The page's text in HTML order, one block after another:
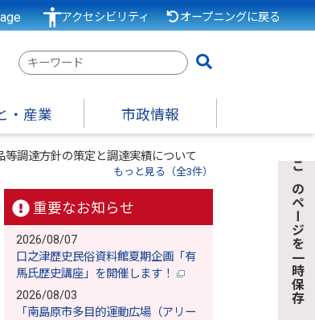
アクセシビリティ オープニングに戻る
検
ー
ワ
ー
・産業 市政情報
調達方針の策定と調達実績について
もっと見る（全3件）
重要なお知らせ
2026/08/07
口之津歴史民俗資料館夏期企画「有
馬氏歴史講座」を開催します！
2026/08/03
「南島原市多目的運動広場（アリー
このページを一時保存